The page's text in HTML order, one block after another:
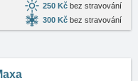
250 Kč bez stravování
300 Kč bez stravování